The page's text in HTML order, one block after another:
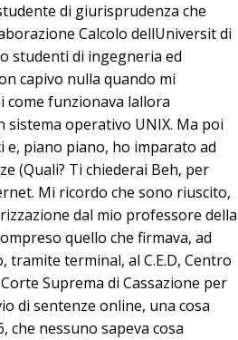
di giurisprudenza che
Calcolo dellUniversit di
studenti di ingegneria ed
capivo nulla quando mi
come funzionava lallora
sistema operativo UNIX. Ma poi
e, piano piano, ho imparato ad
(Quali? Ti chiederai Beh, per
Mi ricordo che sono riuscito,
dal mio professore della
quello che firmava, ad
terminal, al C.E.D, Centro
Suprema di Cassazione per
di sentenze online, una cosa
che nessuno sapeva cosa